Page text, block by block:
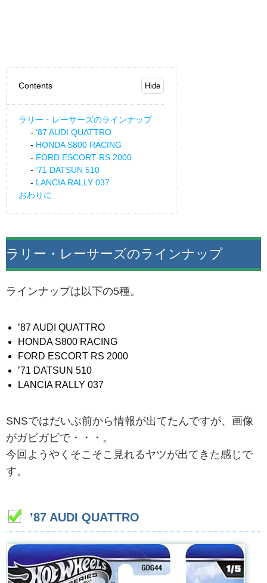
Contents
ラリー・レーサーズのラインナップ
’87 AUDI QUATTRO
HONDA S800 RACING
FORD ESCORT RS 2000
’71 DATSUN 510
LANCIA RALLY 037
おわりに
ラリー・レーサーズのラインナップ
ラインナップは以下の5種。
’87 AUDI QUATTRO
HONDA S800 RACING
FORD ESCORT RS 2000
’71 DATSUN 510
LANCIA RALLY 037
SNSではだいぶ前から情報が出てたんですが、画像
がガビガビで・・・。
今回ようやくそこそこ見れるヤツが出てきた感じで
す。
’87 AUDI QUATTRO